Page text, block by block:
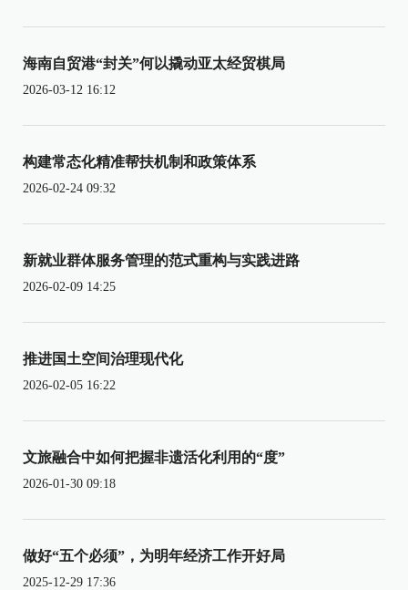
海南自贸港“封关”何以撬动亚太经贸棋局
2026-03-12 16:12
构建常态化精准帮扶机制和政策体系
2026-02-24 09:32
新就业群体服务管理的范式重构与实践进路
2026-02-09 14:25
推进国土空间治理现代化
2026-02-05 16:22
文旅融合中如何把握非遗活化利用的“度”
2026-01-30 09:18
做好“五个必须”，为明年经济工作开好局
2025-12-29 17:36